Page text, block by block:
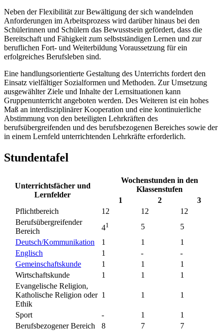
Neben der Flexibilität zur Bewältigung der sich wandelnden
Anforderungen im Arbeitsprozess wird darüber hinaus bei den
Schülerinnen und Schülern das Bewusstsein gefördert, dass die
Bereitschaft und Fähigkeit zum selbstständigen Lernen und zur
beruflichen Fort- und Weiterbildung Voraussetzung für ein
erfolgreiches Berufsleben sind.
Eine handlungsorientierte Gestaltung des Unterrichts fordert den
Einsatz vielfältiger Sozialformen und Methoden. Zur Umsetzung
ausgewählter Ziele und Inhalte der Lernsituationen kann
Gruppenunterricht angeboten werden. Des Weiteren ist ein hohes
Maß an interdisziplinärer Kooperation und eine kontinuierliche
Abstimmung von den beteiligten Lehrkräften des
berufsübergreifenden und des berufsbezogenen Bereiches sowie der
in einem Lernfeld unterrichtenden Lehrkräfte erforderlich.
Stundentafel
Unterrichtsfächer und
Lernfelder
Wochenstunden in den
Klassenstufen
1
2
3
Pflichtbereich
12 12
12
Berufsübergreifender
Bereich
41 5
5
Deutsch/Kommunikation
1 1
1
Englisch
1 -
-
Gemeinschaftskunde
1 1
1
Wirtschaftskunde
1 1
1
Evangelische Religion,
Katholische Religion oder
Ethik
1 1 1
Sport - 1
1
Berufsbezogener Bereich
8 7 7